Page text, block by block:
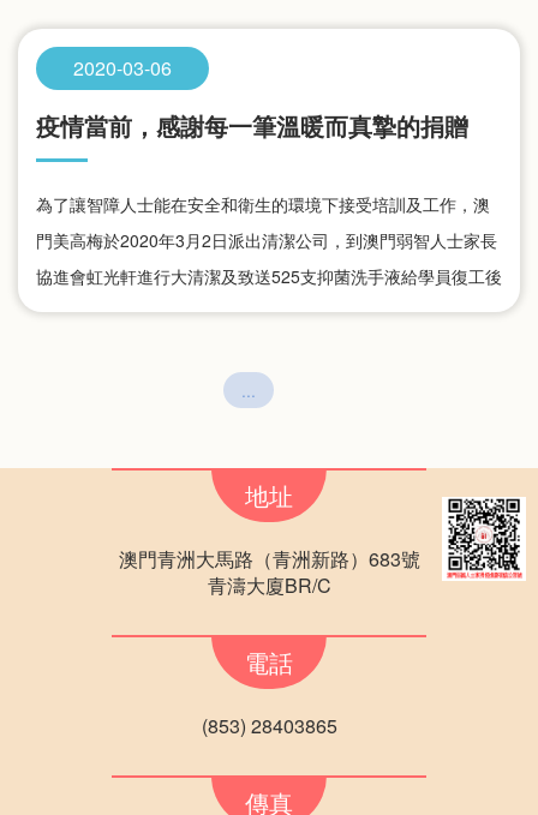
2020-03-06
疫情當前，感謝每一筆溫暖而真摯的捐贈
為了讓智障人士能在安全和衛生的環境下接受培訓及工作，澳
門美高梅於2020年3月2日派出清潔公司，到澳門弱智人士家長
協進會虹光軒進行大清潔及致送525支抑菌洗手液給學員復工後
使用。
...
地址
澳門青洲大馬路（青洲新路）683號
青濤大廈BR/C
電話
(853) 28403865
傳真